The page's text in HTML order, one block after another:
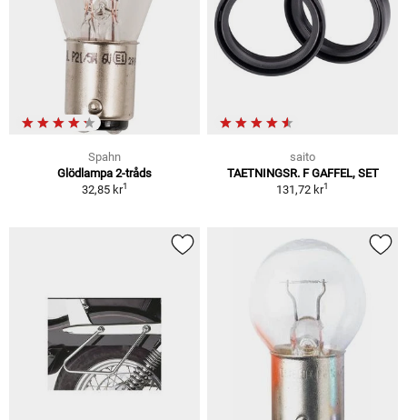
Spahn
Glödlampa 2-tråds
32,85 kr1
saito
TAETNINGSR. F GAFFEL, SET
131,72 kr1